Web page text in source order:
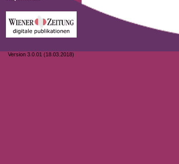
Version 3.0.01 (18.03.2018)